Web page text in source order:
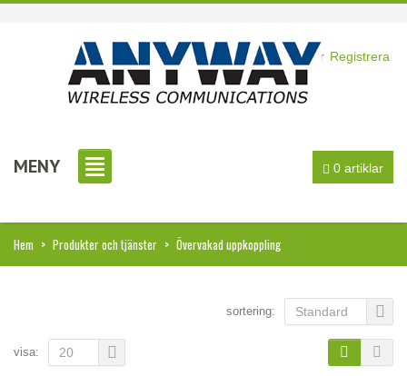
Logga in eller Registrera
0 artiklar
MENY
Hem > Produkter och tjänster > Övervakad uppkoppling
sortering: Standard
visa: 20